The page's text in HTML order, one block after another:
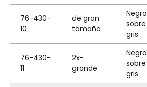
76-430-
10
de gran
tamaño
Negro
sobre
gris
76-430-
11
2x-
grande
Negro
sobre
gris